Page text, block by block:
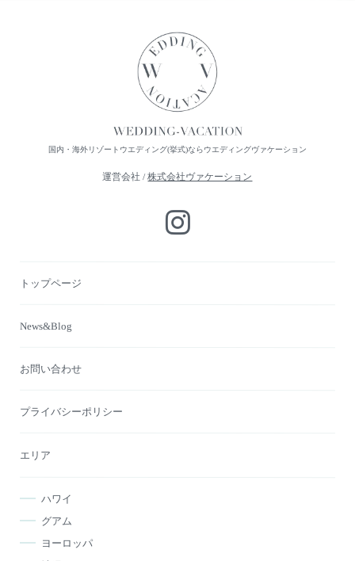
国内・海外リゾートウエディング(挙式)ならウエディングヴァケーション
運営会社 /株式会社ヴァケーション
トップページ
News&Blog
お問い合わせ
プライバシーポリシー
エリア
ハワイ
グアム
ヨーロッパ